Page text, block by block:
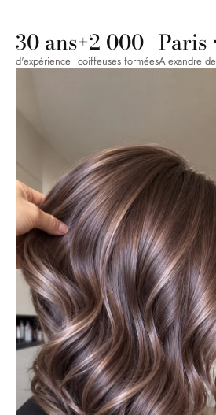
30 ans
d'expérience
+2 000
coiffeuses formées
Paris
Alexandre